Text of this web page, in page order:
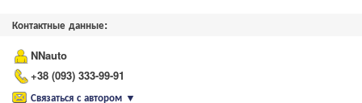
Контактные данные:
NNauto
+38 (093) 333-99-91
Связаться с автором ▼